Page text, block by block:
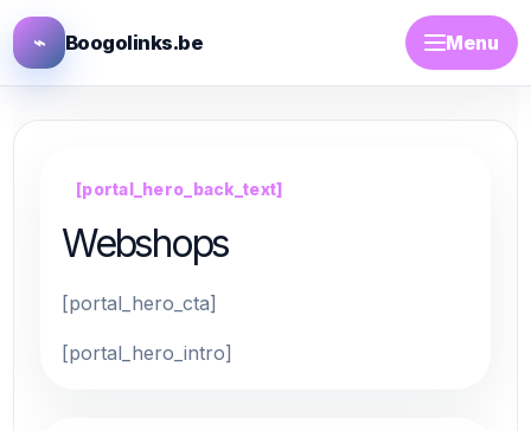
⌁ Boogolinks.be Menu
[portal_hero_back_text]
Webshops
[portal_hero_cta]
[portal_hero_intro]